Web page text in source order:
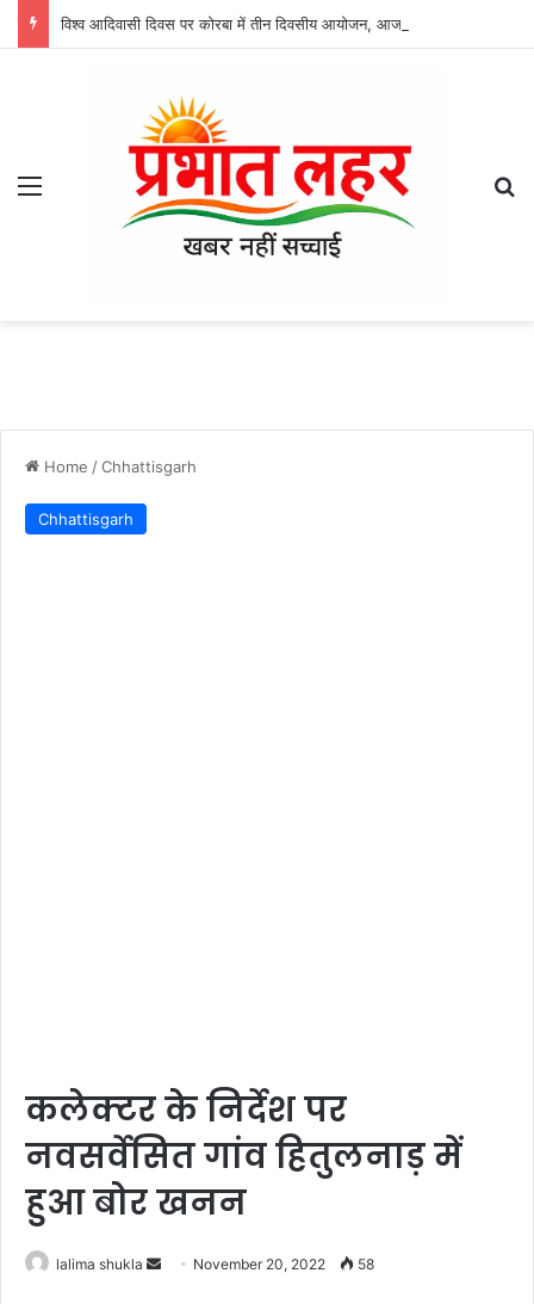
Menu
Home /Chhattisgarh
Chhattisgarh
कलेक्टर के निर्देश पर
नवसर्वेसित गांव हितुलनाड़ में
हुआ बोर खनन
lalima shukla
Send November 20, 2022 58